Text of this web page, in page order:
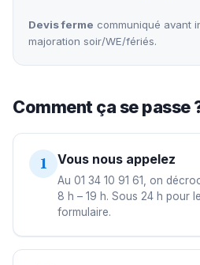
Devis ferme communiqué avant
majoration soir/WE/fériés.
Comment ça se passe
1 Vous nous appelez
Au 01 34 10 91 61, on
8 h – 19 h. Sous 24 h pour
formulaire.